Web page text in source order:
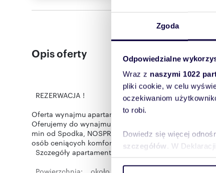
Zgoda
Odpowiedzialne
Wraz z naszymi 1022
pliki cookie, w celu
oczekiwaniom
to robi.
Dowiedz się więcej
szczegółów . W
Opis oferty
REZERWACJA !
Oferta wynajmu apartamentu Premium w
Oferujemy do wynajmu luksusowy apartament
min od Spodka, NOSPRu, MCK w jednej z
osób ceniących komfort, nowoczesny design oraz
Szczegóły apartamentu: